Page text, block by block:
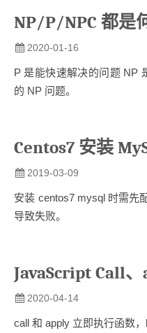
NP/P/NPC 都是
2020-01-16
P 是能快速解决的问题 NP
的 NP 问题。
Centos7 安装
2019-03-09
安装 centos7 mysql 时需先
导致失败。
JavaScript Call
2020-04-14
call 和 apply 立即执行函数